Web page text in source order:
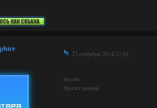
23 сентября 2014 22:02
на ежа
бросил камень